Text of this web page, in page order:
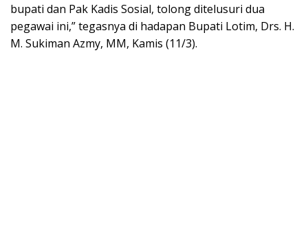
bupati dan Pak Kadis Sosial, tolong ditelusuri dua
pegawai ini,” tegasnya di hadapan Bupati Lotim, Drs. H.
M. Sukiman Azmy, MM, Kamis (11/3).